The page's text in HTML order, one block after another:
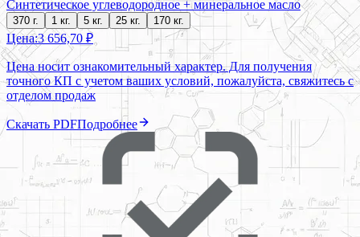
Синтетическое углеводородное + минеральное масло
370 г. 1 кг. 5 кг. 25 кг. 170 кг.
Цена:3 656,70 ₽
Цена носит ознакомительный характер. Для получения
точного КП с учетом ваших условий, пожалуйста, свяжитесь с
отделом продаж
Скачать PDFПодробнее